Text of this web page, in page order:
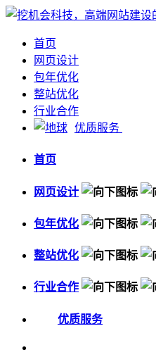
首页
网页设计
包年优化
整站优化
行业合作
优质服务
首页
网页设计
包年优化
整站优化
行业合作
优质服务